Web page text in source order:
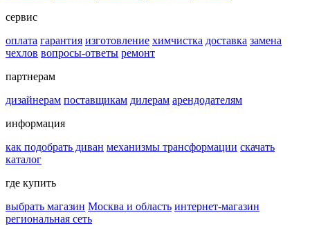
сервис
оплата гарантия изготовление химчистка доставка замена
чехлов вопросы-ответы ремонт
партнерам
дизайнерам поставщикам дилерам арендодателям
информация
как подобрать диван механизмы трансформации скачать
каталог
где купить
выбрать магазин Москва и область интернет-магазин
региональная сеть